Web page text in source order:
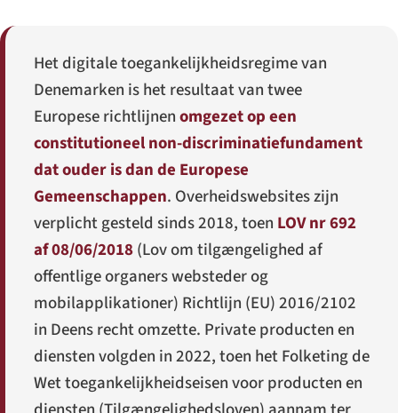
Het digitale toegankelijkheidsregime van
Denemarken is het resultaat van twee
Europese richtlijnenomgezet op een
constitutioneel non-discriminatiefundament
dat ouder is dan de Europese
Gemeenschappen. Overheidswebsites zijn
verplicht gesteld sinds 2018, toen LOV nr 692
af 08/06/2018(Lov om tilgængelighed af
offentlige organers websteder og
mobilapplikationer) Richtlijn (EU) 2016/2102
in Deens recht omzette. Private producten en
diensten volgden in 2022, toen het Folketing de
Wet toegankelijkheidseisen voor producten en